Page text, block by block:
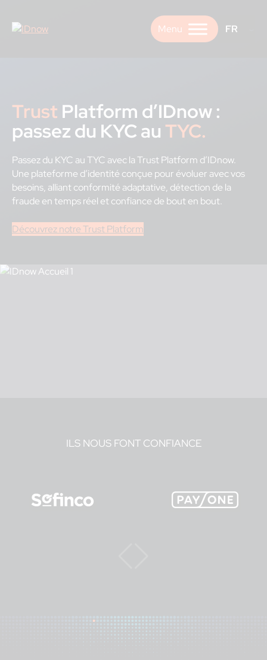
content
FR
Trust Platform d’IDnow :
passez du KYC au TYC.
Passez du KYC au TYC avec la Trust Platform d’IDnow.
Une plateforme d’identité conçue pour évoluer avec vos
besoins, alliant conformité adaptative, détection de la
fraude en temps réel et confiance de bout en bout.
Découvrez notre Trust Platform
ILS NOUS FONT CONFIANCE